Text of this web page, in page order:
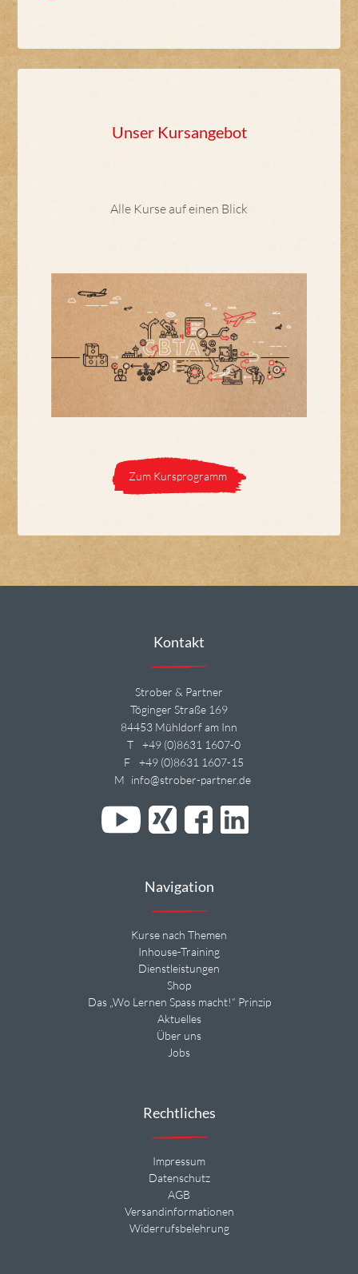
Unser Kursangebot
Alle Kurse auf einen Blick
Zum Kursprogramm
Kontakt
Strober & Partner
Töginger Straße 169
84453 Mühldorf am Inn
T
+49 (0)8631 1607-0
F
+49 (0)8631 1607-15
M info@strober-partner.de
Navigation
Kurse nach Themen
Inhouse-Training
Dienstleistungen
Shop
Das „Wo Lernen Spass macht!“ Prinzip
Aktuelles
Über uns
Jobs
Rechtliches
Impressum
Datenschutz
AGB
Versandinformationen
Widerrufsbelehrung